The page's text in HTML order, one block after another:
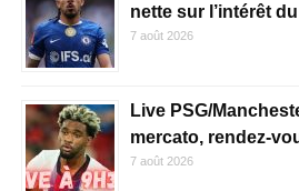
nette sur l’intérêt
7 août 2026
Live PSG/
mercato, rendez-
7 août 2026